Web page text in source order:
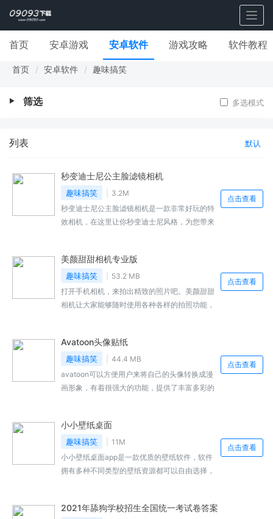
首页 安卓游戏 安卓软件 游戏攻略 软件教程
首页 安卓软件 趣味搞笑
筛选 多选模式
列表 默认
秒变迪士尼公主脸滤镜相机
趣味搞笑
3.2M
秒变迪士尼公主脸滤镜相机是一款非常好玩的特
效相机，在这里让你秒变迪士尼风格，为您带来
理，自由化的选择，现在只需轻轻一按就可以使
用它，使您成为自己的公主。一键就能生成可爱
的形象，感兴趣的话就来下载吧！
点击查看
美颜甜甜相机专业版
趣味搞笑
53.2 MB
打开手机相机，来拍出精致的照片吧。美颜甜甜
相机让大家能够随时使用各种各样的拍照功能，
载吧。
点击查看
Avatoon头像贴纸
趣味搞笑
44.4 MB
avatoon可以方便用户来将自己的头像转换成漫
画形象，有着很强大的功能，提供了丰富多彩的
点击查看
小小壁纸桌面
趣味搞笑
11M
小小壁纸桌面app是一款优质的壁纸软件，软件
拥有多种不同类型的壁纸资源都可以自由选择，
壁纸资源，动态壁纸、3D壁纸、透明文字等多
点击查看
2021年舔狗学校招生全国统一考试卷答案